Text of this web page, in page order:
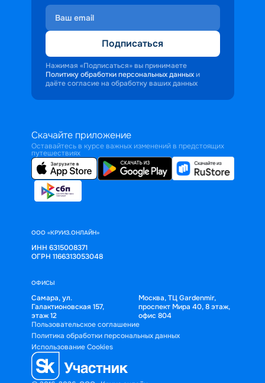
Подписаться
Нажимая «Подписаться» вы принимаете
Политику обработки персональных данных и
даёте согласие на обработку ваших данных
Скачайте приложение
Оставайтесь в курсе важных изменений в предстоящих
путешествиях
ООО «КРУИЗ.ОНЛАЙН»
ИНН 6315008371
ОГРН 1166313053048
ОФИСЫ
Самара, ул.
Галактионовская 157,
этаж 12
Москва, ТЦ Gardenmir,
проспект Мира 40, 8 этаж,
офис 804
Пользовательское соглашение
Политика обработки персональных данных
Использование Cookies